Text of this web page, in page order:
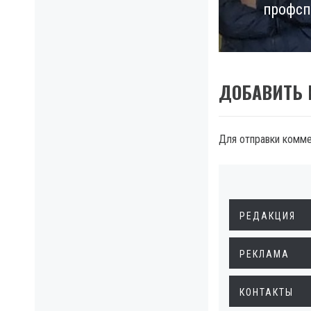
post:
ДОБАВИТЬ
Для отправки
РЕДАКЦИЯ
РЕКЛАМА
КОНТАКТЫ